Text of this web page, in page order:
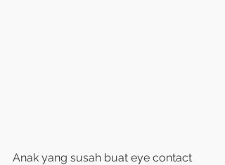
Anak yang susah buat eye contact